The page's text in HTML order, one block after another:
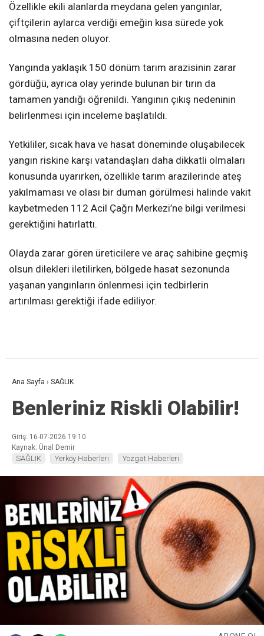
Özellikle ekili alanlarda meydana gelen yangınlar,
çiftçilerin aylarca verdiği emeğin kısa sürede yok
olmasına neden oluyor.
Yangında yaklaşık 150 dönüm tarım arazisinin zarar
gördüğü, ayrıca olay yerinde bulunan bir tırın da
tamamen yandığı öğrenildi. Yangının çıkış nedeninin
belirlenmesi için inceleme başlatıldı.
Yetkililer, sıcak hava ve hasat döneminde oluşabilecek
yangın riskine karşı vatandaşları daha dikkatli olmaları
konusunda uyarırken, özellikle tarım arazilerinde ateş
yakılmaması ve olası bir duman görülmesi halinde vakit
kaybetmeden 112 Acil Çağrı Merkezi’ne bilgi verilmesi
gerektiğini hatırlattı.
Olayda zarar gören üreticilere ve araç sahibine geçmiş
olsun dilekleri iletilirken, bölgede hasat sezonunda
yaşanan yangınların önlenmesi için tedbirlerin
artırılması gerektiği ifade ediliyor.
Ana Sayfa › SAĞLIK
Benleriniz Riskli Olabilir!
Giriş: 16-07-2026 19:10
Kaynak: Ünal Demir
SAĞLIK Yerköy Haberleri Yozgat Haberleri